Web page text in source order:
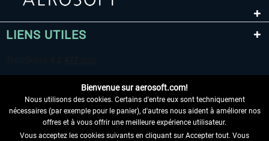
LIENS UTILES
Bienvenue sur aerosoft.com!
Nous utilisons des cookies. Certains d'entre eux sont techniquement
nécessaires (par exemple pour le panier), d'autres nous aident à améliorer nos
offres et à vous offrir une meilleure expérience utilisateur.
Vous acceptez les cookies suivants en cliquant sur Accepter tout. Vous